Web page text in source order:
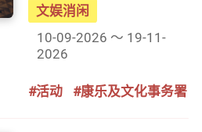
文娱消闲
10-09-2026 ～ 19-11-
2026
#活动 #康乐及文化事务署